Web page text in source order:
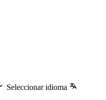
Seleccionar idioma